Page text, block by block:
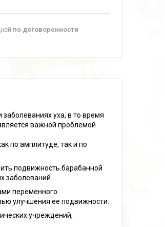
по договоренности
уха, в то время
важной проблемой
по амплитуде, так и по
подвижность барабанной
заболеваний.
переменного
улучшения ее подвижности.
учреждений,